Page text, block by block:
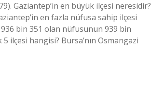
Gaziantep’in en büyük ilçesi neresidir?
en fazla nüfusa sahip ilçesi
bin 351 olan nüfusunun 939 bin
ilçesi hangisi? Bursa’nın Osmangazi